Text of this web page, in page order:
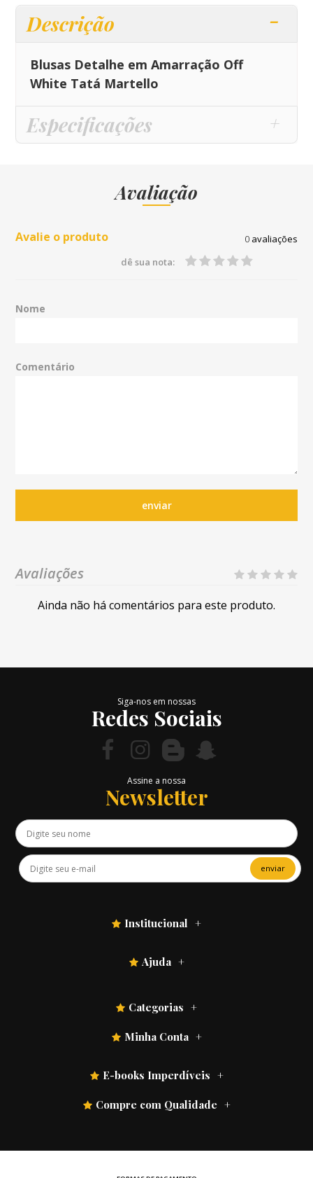
Descrição
Blusas Detalhe em Amarração Off
White Tatá Martello
Especificações
Avaliação
Avalie o produto 0avaliações
dê sua nota:
Nome
Comentário
enviar
Avaliações
Ainda não há comentários para este produto.
Siga-nos em nossas
Redes Sociais
Assine a nossa
Newsletter
enviar
Institucional
Ajuda
Categorias
Minha Conta
E-books Imperdíveis
Compre com Qualidade